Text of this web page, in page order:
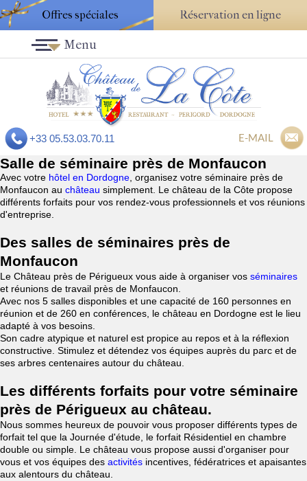
Offres spéciales Réservation en ligne
+33 05.53.03.70.11 E-MAIL
Menu
Salle de séminaire près de Monfaucon
Avec votre hôtel en Dordogne , organisez votre séminaire près de
Monfaucon au château simplement. Le château de la Côte propose
différents forfaits pour vos rendez-vous professionnels et vos réunions
d'entreprise.
Des salles de séminaires près de
Monfaucon
Le Château près de Périgueux vous aide à organiser vos séminaires
et réunions de travail près de Monfaucon.
Avec nos 5 salles disponibles et une capacité de 160 personnes en
réunion et de 260 en conférences, le château en Dordogne est le lieu
adapté à vos besoins.
Son cadre atypique et naturel est propice au repos et à la réflexion
constructive. Stimulez et détendez vos équipes auprès du parc et de
ses arbres centenaires autour du château.
Les différents forfaits pour votre séminaire
près de Périgueux au château.
Nous sommes heureux de pouvoir vous proposer différents types de
forfait tel que la Journée d'étude, le forfait Résidentiel en chambre
double ou simple. Le château vous propose aussi d'organiser pour
vous et vos équipes des activités incentives, fédératrices et apaisantes
aux alentours du château.